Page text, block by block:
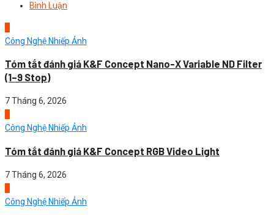
Bình Luận
Công Nghệ Nhiếp Ảnh
Tóm tắt đánh giá K&F Concept Nano-X Variable ND Filter
(1–9 Stop)
7 Tháng 6, 2026
Công Nghệ Nhiếp Ảnh
Tóm tắt đánh giá K&F Concept RGB Video Light
7 Tháng 6, 2026
Công Nghệ Nhiếp Ảnh